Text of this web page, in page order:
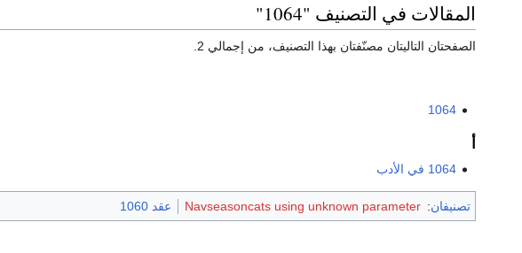
المقالات في التصنيف "1064"
الصفحتان التاليتان مصنّفتان بهذا التصنيف، من إجمالي 2.
1064
1064 في الأدب
تصنيفان:
Navseasoncats using unknown parameter عقد 1060